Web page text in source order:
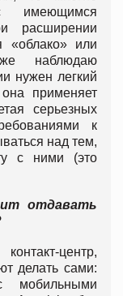
с имеющимся
расширении
«облако» или
наблюдаю
нужен легкий
применяет
серьезных
к
над тем,
с ними (это
отдавать
центр,
делать сами: